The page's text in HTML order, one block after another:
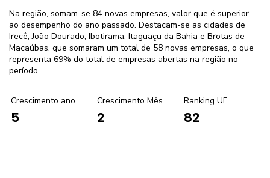
Na região, somam-se 84 novas empresas, valor que é superior
ao desempenho do ano passado. Destacam-se as cidades de
Irecê, João Dourado, Ibotirama, Itaguaçu da Bahia e Brotas de
Macaúbas, que somaram um total de 58 novas empresas, o que
representa 69% do total de empresas abertas na região no
período.
Crescimento ano
5
Crescimento Mês
2
Ranking UF
82